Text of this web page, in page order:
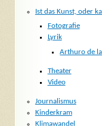
Ist das Kunst, oder
Fotografie
Lyrik
Arthuro de
Theater
Video
Journalismus
Kinderkram
Klimawandel